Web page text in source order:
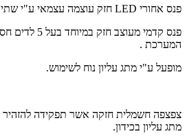
פנס אחורי LED חזק עוצמה עצמאי ע"י
פנס קדמי
המערכת .
מופעל ע"י מתג עליון נוח לשימוש.
צפצפה חשמלית חזקה אשר תפקידה
מתג עליון בכידון.